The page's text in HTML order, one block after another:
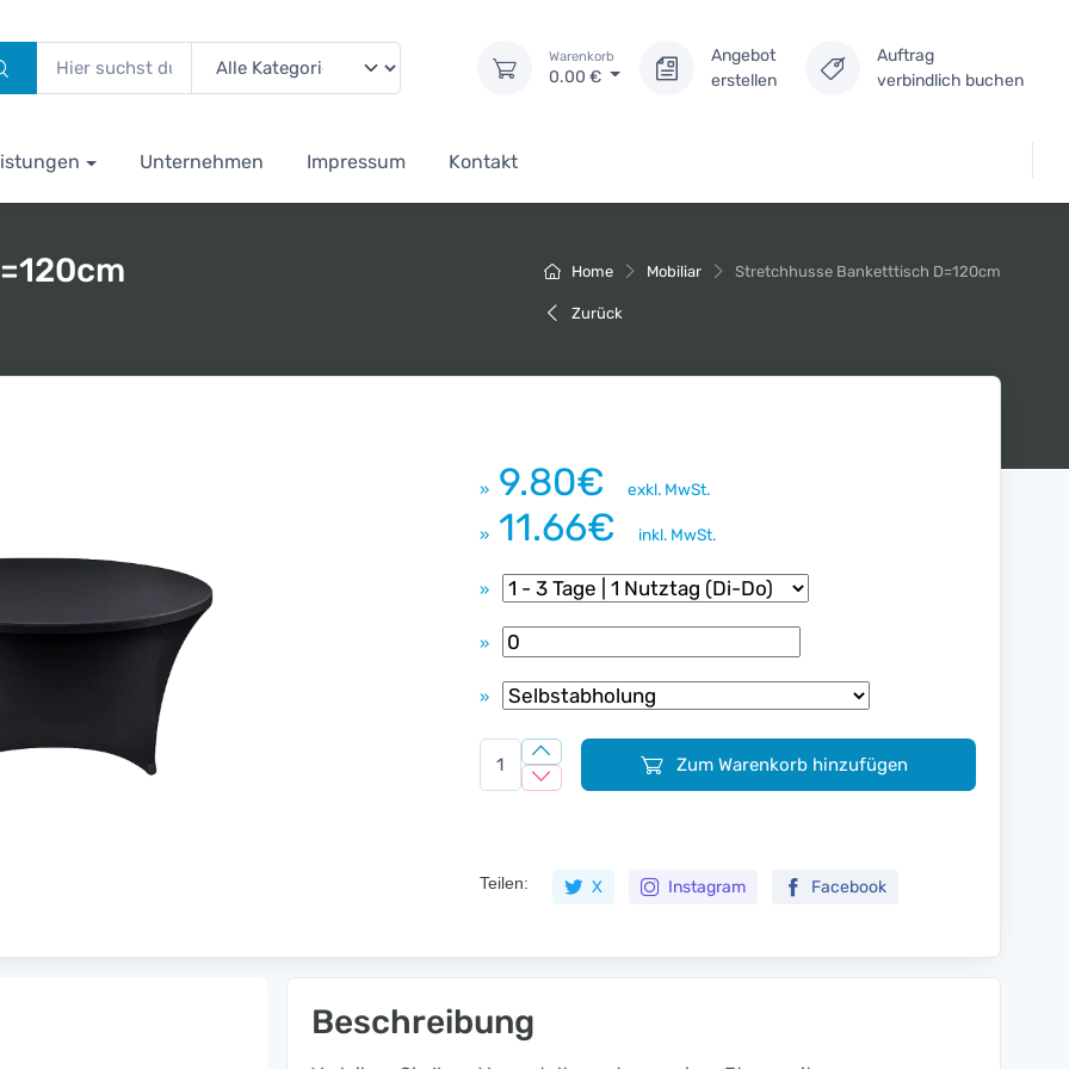
Warenkorb
0.00 €
Angebot
erstellen
Auftrag
verbindlich buchen
Unternehmen Impressum Kontakt
Home Mobiliar Stretchhusse Banketttisch D=120cm
Zurück
» 9.80€ exkl. MwSt.
» 11.66€ inkl. MwSt.
»
»
»
Zum Warenkorb hinzufügen
Teilen: X Instagram Facebook
Beschreibung